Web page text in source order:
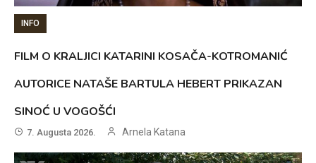
INFO
FILM O KRALJICI KATARINI KOSAČA-KOTROMANIĆ
AUTORICE NATAŠE BARTULA HEBERT PRIKAZAN
SINOĆ U VOGOŠĆI
7. Augusta 2026. Arnela Katana